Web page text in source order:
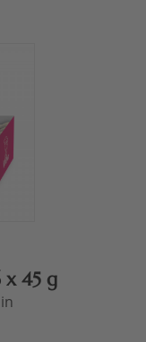
x 45 g